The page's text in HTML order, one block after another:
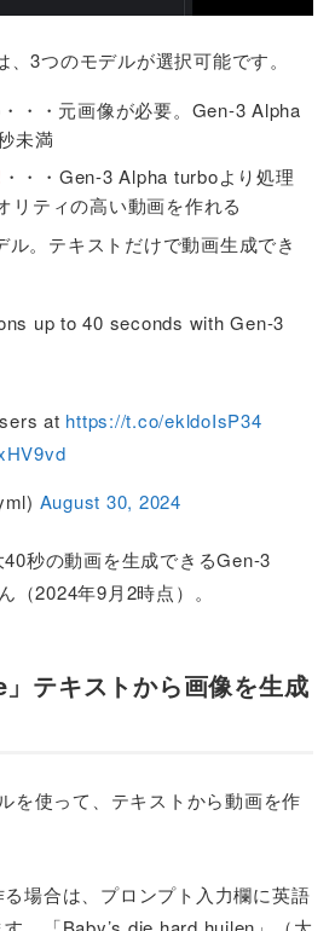
、3つのモデルが選択可能です。
・・元画像が必要。Gen-3 Alpha
未満
・・・Gen-3 Alpha turboより処理
リティの高い動画を作れる
。テキストだけで動画生成でき
up to 40 seconds with Gen-3
at https://t.co/ekldoIsP34
August 30, 2024
40秒の動画を生成できるGen-3
（2024年9月2時点）。
テキストから画像を生成
を使って、テキストから動画を作
場合は、プロンプト入力欄に英語